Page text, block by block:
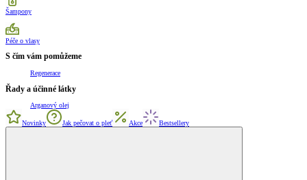
Šampony
Péče o vlasy
S čím vám pomůžeme
Regenerace
Řady a účinné látky
Arganový olej
Novinky Jak pečovat o pleť Akce Bestsellery